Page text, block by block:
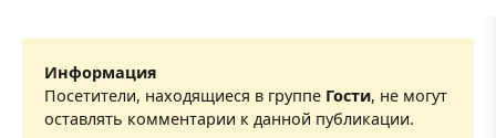
Информация
Посетители, находящиеся в группе Гости, не могут
оставлять комментарии к данной публикации.